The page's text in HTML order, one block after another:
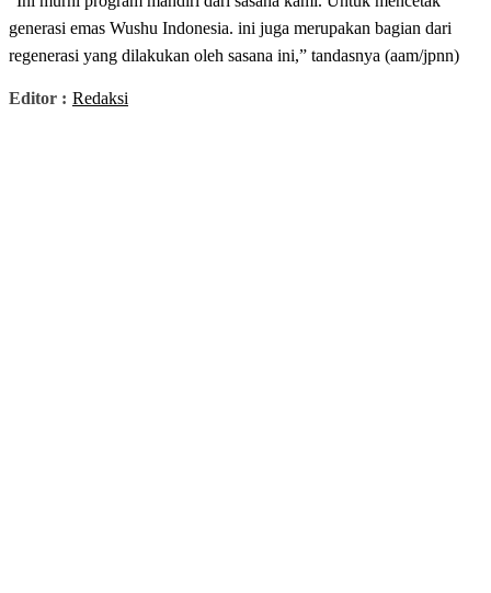
generasi emas Wushu Indonesia. ini juga merupakan bagian dari
regenerasi yang dilakukan oleh sasana ini,” tandasnya (aam/jpnn)
Editor : Redaksi